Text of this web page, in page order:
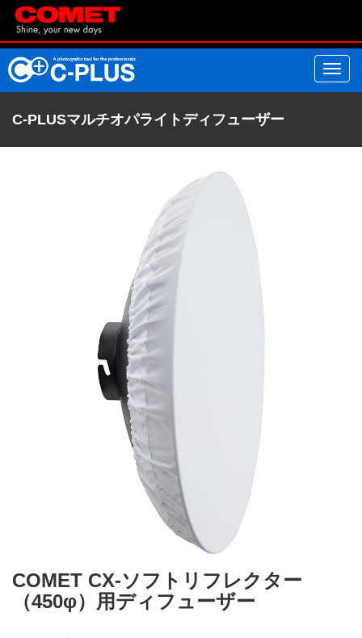
C-PLUSマルチオパライトディフューザー
COMET CX-ソフトリフレクター
（450φ）用ディフューザー